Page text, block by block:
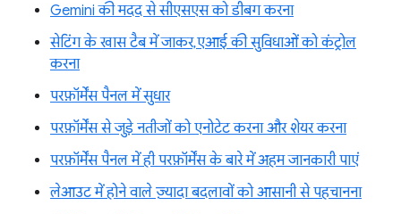
Gemini की मदद से सीएसएस को डीबग करना
सेटिंग के खास टैब में जाकर, एआई की सुविधाओं को कंट्रोल
करना
परफ़ॉर्मेंस पैनल में सुधार
परफ़ॉर्मेंस से जुड़े नतीजों को एनोटेट करना और शेयर करना
परफ़ॉर्मेंस पैनल में ही परफ़ॉर्मेंस के बारे में अहम जानकारी पाएं
लेआउट में होने वाले ज़्यादा बदलावों को आसानी से पहचानना